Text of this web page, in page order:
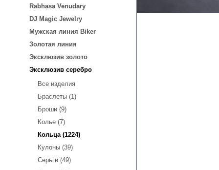
Rabhasa Venudary
DJ Magic Jewelry
Мужская линия Biker
Золотая линия
Эксклюзив золото
Эксклюзив серебро
Все изделия
Браслеты (1)
Броши (9)
Колье (7)
Кольца (1224)
Кулоны (39)
Серьги (49)